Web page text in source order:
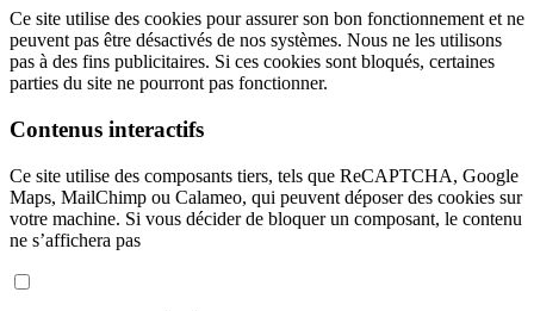
Ce site utilise des cookies pour assurer son bon fonctionnement et ne
peuvent pas être désactivés de nos systèmes. Nous ne les utilisons
pas à des fins publicitaires. Si ces cookies sont bloqués, certaines
parties du site ne pourront pas fonctionner.
Contenus interactifs
Ce site utilise des composants tiers, tels que ReCAPTCHA, Google
Maps, MailChimp ou Calameo, qui peuvent déposer des cookies sur
votre machine. Si vous décider de bloquer un composant, le contenu
ne s’affichera pas